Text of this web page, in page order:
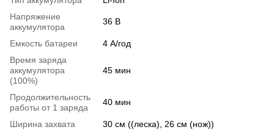
Напряжение
аккумулятора
36 В
Емкость батареи
4 А/год
Время заряда
аккумулятора
(100%)
45 мин
Продолжительность
работы от 1 заряда
40 мин
Ширина захвата
30 см ((леска), 26 см (нож))